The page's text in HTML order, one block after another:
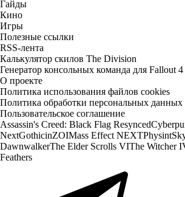
Гайды
Кино
Игры
Полезные ссылки
RSS-лента
Калькулятор скилов The Division
Генератор консольных команда для Fallout 4
О проекте
Политика использования файлов cookies
Политика обработки персональных данных
Пользовательское соглашение
Assassin's Creed: Black Flag Resynced
NextGothicinZOIMass Effect NEXTPhysint
DawnwalkerThe Elder Scrolls VIThe Witcher
Feathers